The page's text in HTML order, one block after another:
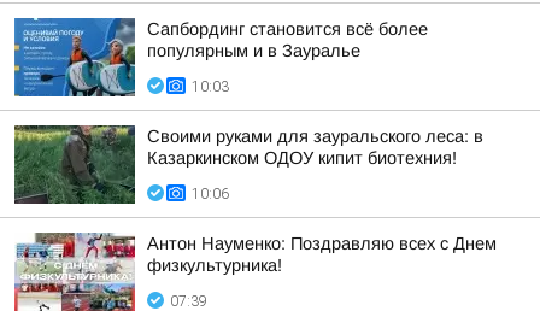
Сапбординг становится всё более
популярным и в Зауралье
10:03
Своими руками для зауральского леса: в
Казаркинском ОДОУ кипит биотехния!
10:06
Антон Науменко: Поздравляю всех с Днем
физкультурника!
07:39